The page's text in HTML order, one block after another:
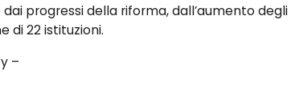
progressi della riforma, dall’aumento
di 22 istituzioni.
–